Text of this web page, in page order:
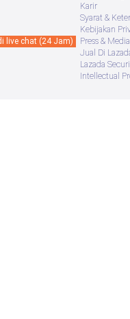
live chat (24 Jam)
Karir
Syarat &
Kebijakan
Press & Media
Jual Di
Lazada
Intellectual